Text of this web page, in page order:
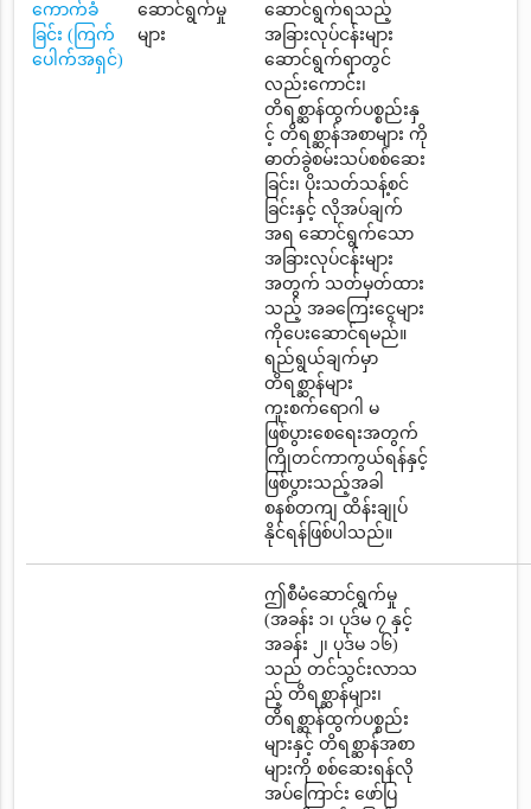
ကောက်ခံ
ခြင်း (ကြက်
ပေါက်အရှင်)
ဆောင်ရွက်မှု
များ
ဆောင်ရွက်ရသည့်
အခြားလုပ်ငန်းများ
ဆောင်ရွက်ရာတွင်
လည်းကောင်း၊
တိရစ္ဆာန်ထွက်ပစ္စည်းနှ
င့် တိရစ္ဆာန်အစာများ ကို
ဓာတ်ခွဲစမ်းသပ်စစ်ဆေး
ခြင်း၊ ပိုးသတ်သန့်စင်
ခြင်းနှင့် လိုအပ်ချက်
အရ ဆောင်ရွက်သော
အခြားလုပ်ငန်းများ
အတွက် သတ်မှတ်ထား
သည့် အခကြေးငွေများ
ကိုပေးဆောင်ရမည်။
ရည်ရွယ်ချက်မှာ
တိရစ္ဆာန်များ
ကူးစက်ရောဂါ မ
ဖြစ်ပွားစေရေးအတွက်
ကြိုတင်ကာကွယ်ရန်နှင့်
ဖြစ်ပွားသည့်အခါ
စနစ်တကျ ထိန်းချုပ်
နိုင်ရန်ဖြစ်ပါသည်။
ဤစီမံဆောင်ရွက်မှု
(အခန်း ၁၊ ပုဒ်မ ၇ နှင့်
အခန်း ၂၊ ပုဒ်မ ၁၆)
သည် တင်သွင်းလာသ
ည့် တိရစ္ဆာန်များ၊
တိရစ္ဆာန်ထွက်ပစ္စည်း
များနှင့် တိရစ္ဆာန်အစာ
များကို စစ်ဆေးရန်လို
အပ်ကြောင်း ဖော်ပြ